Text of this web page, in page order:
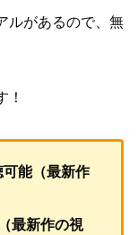
ルがあるので、無
！
可能（最新作
最新作の視